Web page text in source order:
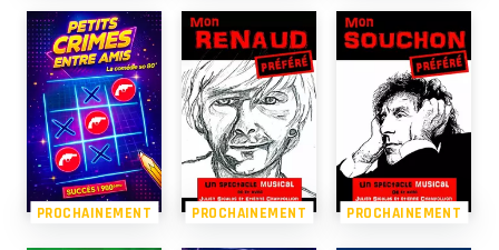
PROCHAINEMENT PROCHAINEMENT PROCHAINEMENT